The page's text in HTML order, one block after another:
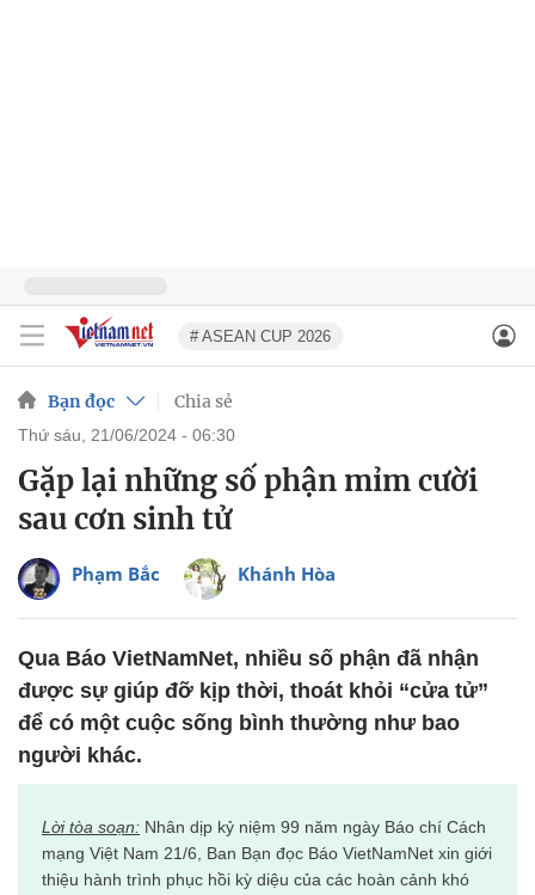
# ASEAN CUP 2026
Bạn đọc Chia sẻ
thứ sáu, 21/06/2024 - 06:30
Gặp lại những số phận mỉm cười
sau cơn sinh tử
Phạm Bắc Khánh Hòa
Qua Báo VietNamNet, nhiều số phận đã nhận
được sự giúp đỡ kịp thời, thoát khỏi “cửa tử”
để có một cuộc sống bình thường như bao
người khác.
Lời tòa soạn: Nhân dịp kỷ niệm 99 năm ngày Báo chí Cách
mạng Việt Nam 21/6, Ban Bạn đọc Báo VietNamNet xin giới
thiệu hành trình phục hồi kỳ diệu của các hoàn cảnh khó